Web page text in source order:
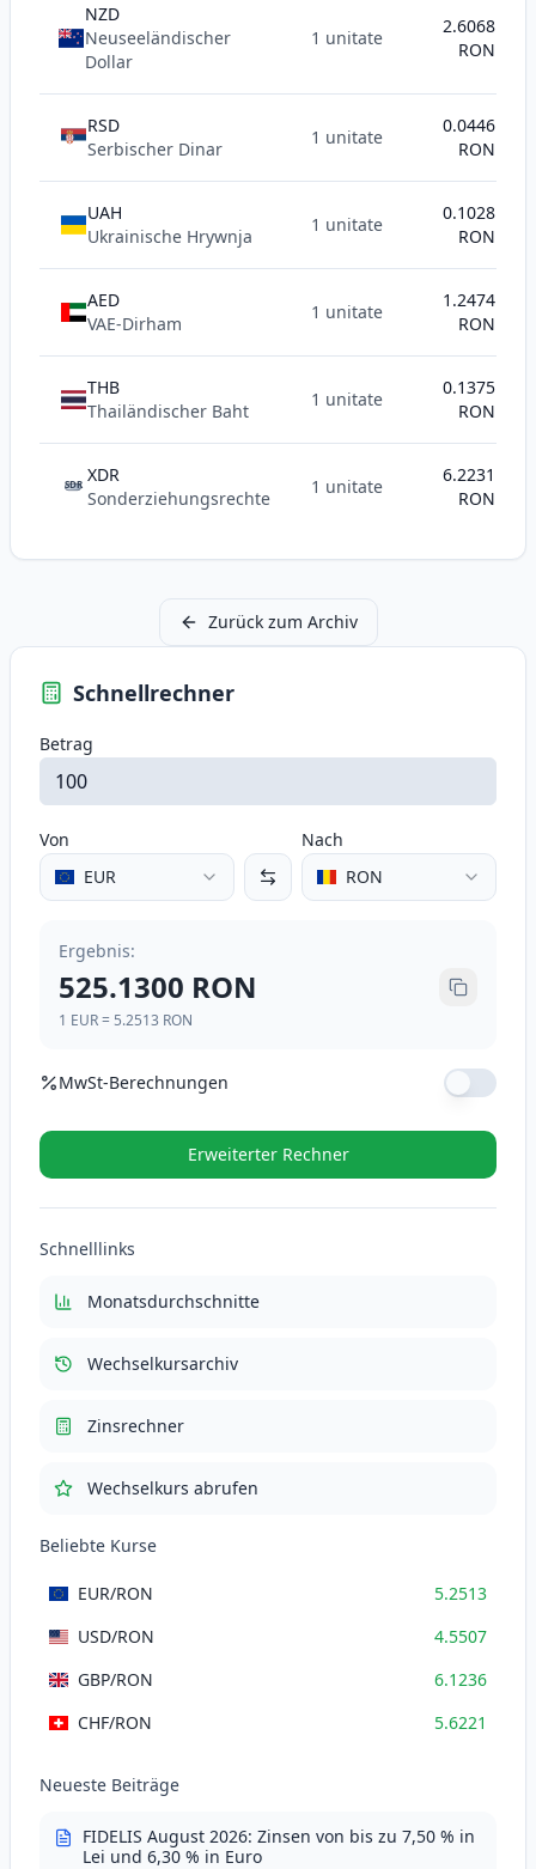
Schnellrechner
Betrag
Von
EUR
Nach
RON
Ergebnis:
525.1300 RON
1 EUR= 5.2513 RON
MwSt-Berechnungen
MwSt-Satz (%)
MwSt (21%)
Gesamt mit MwSt
Erweiterter Rechner
Schnelllinks
Monatsdurchschnitte
Wechselkursarchiv
Zinsrechner
Wechselkurs abrufen
Beliebte Kurse
EUR/RON
5.2513
USD/RON
4.5507
GBP/RON
6.1236
CHF/RON 5.6221
Neueste Beiträge
FIDELIS August 2026: Zinsen von bis zu 7,50 % in
Lei und 6,30 % in Euro
NZD
Neuseeländischer
Dollar
1 unitate
2.6068
RON
RSD
Serbischer Dinar
1 unitate
0.0446
RON
UAH
Ukrainische Hrywnja
1 unitate
0.1028
RON
AED
VAE-Dirham
1 unitate
1.2474
RON
THB
Thailändischer Baht
1 unitate
0.1375
RON
SDR XDR
Sonderziehungsrechte
1 unitate
6.2231
RON
Zurück zum Archiv